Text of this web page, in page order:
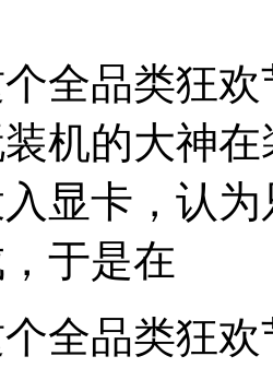
全品类狂
机的大神
显卡，认
于是在
全品类狂